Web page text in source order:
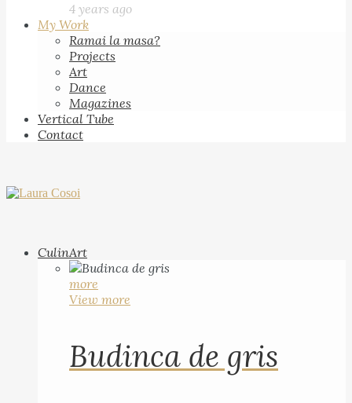
4 years ago
My Work
Ramai la masa?
Projects
Art
Dance
Magazines
Vertical Tube
Contact
CulinArt
more
View more
Budinca de gris